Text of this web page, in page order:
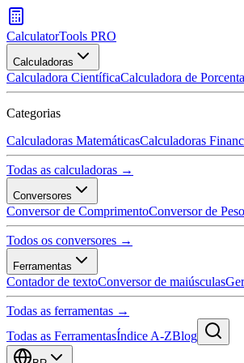
CalculatorTools PRO
Calculadoras
Calculadora CientíficaCalculadora de
Categorias
Calculadoras MatemáticasCalculadoras
Todas as calculadoras →
Conversores
Conversor de ComprimentoConversor de Peso
Todos os conversores →
Ferramentas
Contador de textoConversor de maiúsculas
Todas as ferramentas →
Todas as FerramentasÍndice A-ZBlog